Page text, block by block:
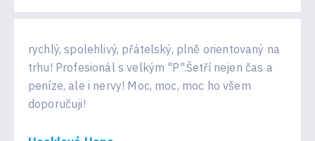
rychlý, spolehlivý, přátelský, plně orientovaný na
trhu! Profesionál s velkým "P".Šetří nejen čas a
peníze, ale i nervy! Moc, moc, moc ho všem
doporučuji!